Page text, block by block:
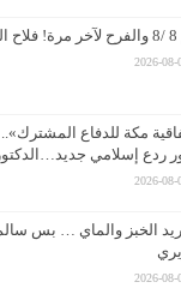
2026-08-
مكة للدفاع
ردع إسلامي جديد…الدكتور
2026-08-
الخبز والماي … بس
2026-08-